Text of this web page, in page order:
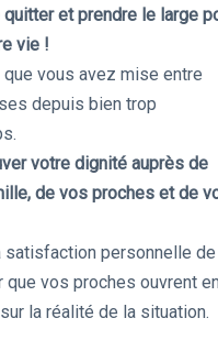
quitter et prendre le large
vie !
vous avez mise entre
depuis bien trop
votre dignité auprès de
de vos proches et de
satisfaction personnelle de
que vos proches ouvrent
la réalité de la situation.